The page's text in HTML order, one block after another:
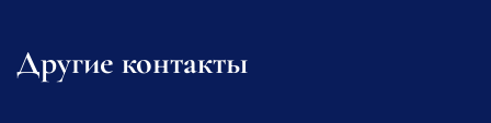
Другие контакты